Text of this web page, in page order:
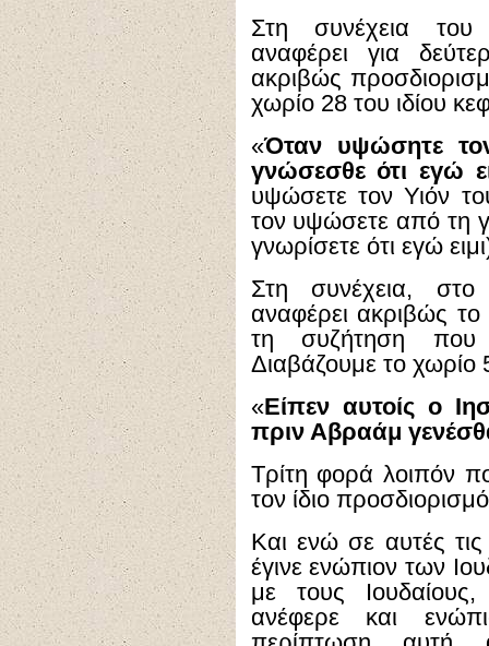
Στη συνέχεια του
αναφέρει για
ακριβώς
χωρίο 28 του ιδίου
«Όταν υψώσητε
γνώσεσθε ότι εγώ
υψώσετε τον Υιόν
τον υψώσετε από τη
γνωρίσετε ότι εγώ
Στη συνέχεια,
αναφέρει ακριβώς
τη συζήτηση
Διαβάζουμε το χωρίο
«Είπεν αυτοίς ο
πριν Αβραάμ
Τρίτη φορά λοιπόν
τον ίδιο
Και ενώ σε αυτές
έγινε ενώπιον των
με τους
ανέφερε και